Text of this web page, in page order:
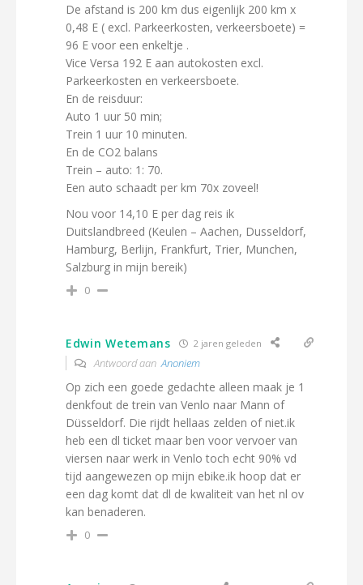
De afstand is 200 km dus eigenlijk 200 km x
0,48 E ( excl. Parkeerkosten, verkeersboete) =
96 E voor een enkeltje .
Vice Versa 192 E aan autokosten excl.
Parkeerkosten en verkeersboete.
En de reisduur:
Auto 1 uur 50 min;
Trein 1 uur 10 minuten.
En de CO2 balans
Trein – auto: 1: 70.
Een auto schaadt per km 70x zoveel!
Nou voor 14,10 E per dag reis ik
Duitslandbreed (Keulen – Aachen, Dusseldorf,
Hamburg, Berlijn, Frankfurt, Trier, Munchen,
Salzburg in mijn bereik)
0
Edwin Wetemans 2 jaren geleden
Antwoord aanAnoniem
Op zich een goede gedachte alleen maak je 1
denkfout de trein van Venlo naar Mann of
Düsseldorf. Die rijdt hellaas zelden of niet.ik
heb een dl ticket maar ben voor vervoer van
viersen naar werk in Venlo toch echt 90% vd
tijd aangewezen op mijn ebike.ik hoop dat er
een dag komt dat dl de kwaliteit van het nl ov
kan benaderen.
0